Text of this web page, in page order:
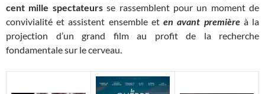
cent mille spectateursse rassemblent pour un moment de
convivialité et assistent ensemble eten avant premièreà la
projection d’un grand film au profit de la recherche
fondamentale sur le cerveau.